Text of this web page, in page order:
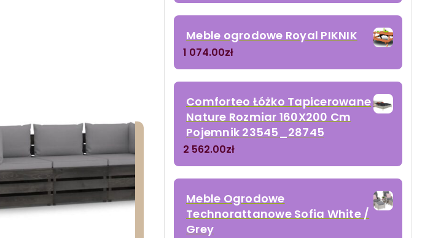
Meble ogrodowe Royal PIKNIK
1 074.00zł
Comforteo Łóżko Tapicerowane
Nature Rozmiar 160X200 Cm
Pojemnik 23545_28745
2 562.00zł
Meble Ogrodowe
Technorattanowe Sofia White /
Grey